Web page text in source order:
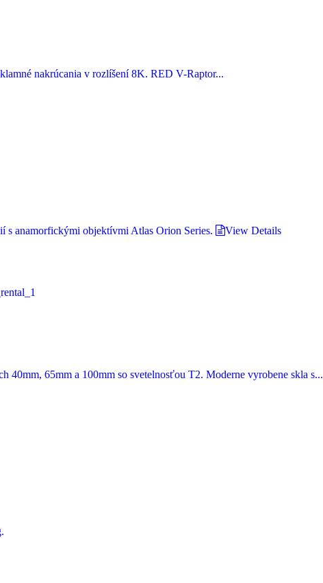
nakrúcania v rozlíšení 8K. RED V-Raptor...
s anamorfickými objektívmi Atlas Orion Series. View Details
40mm, 65mm a 100mm so svetelnosťou T2. Moderne vyrobene skla s...